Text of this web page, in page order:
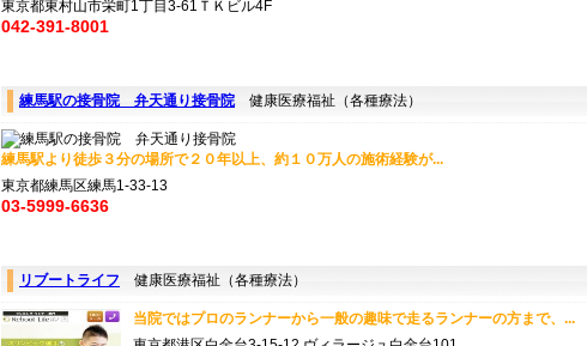
東京都東村山市栄町1丁目3-61ＴＫビル4F
042-391-8001
練馬駅の接骨院 弁天通り接骨院 健康医療福祉（各種療法）
練馬駅より徒歩３分の場所で２０年以上、約１０万人の施術経験が...
東京都練馬区練馬1-33-13
03-5999-6636
リブートライフ 健康医療福祉（各種療法）
当院ではプロのランナーから一般の趣味で走るランナーの方まで、...